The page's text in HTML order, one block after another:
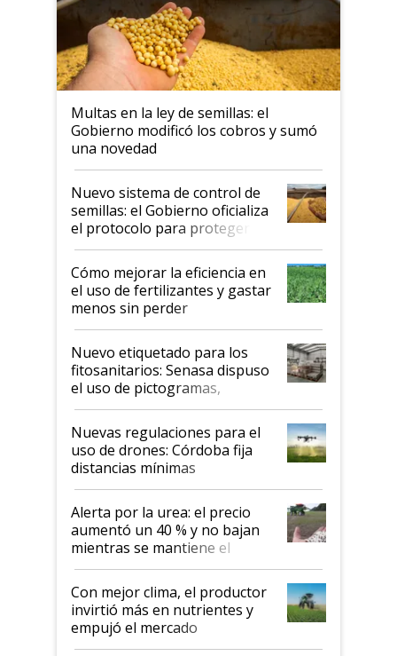
Multas en la ley de semillas: el
Gobierno modificó los cobros y sumó
una novedad
Nuevo sistema de control de
semillas: el Gobierno oficializa
el protocolo para proteger la
propiedad intelectual
Cómo mejorar la eficiencia en
el uso de fertilizantes y gastar
menos sin perder
productividad en la campaña
fina
Nuevo etiquetado para los
fitosanitarios: Senasa dispuso
el uso de pictogramas,
palabras de advertencia e
indicaciones
Nuevas regulaciones para el
uso de drones: Córdoba fija
distancias mínimas
Alerta por la urea: el precio
aumentó un 40 % y no bajan
mientras se mantiene el
conflicto en Medio Oriente
Con mejor clima, el productor
invirtió más en nutrientes y
empujó el mercado